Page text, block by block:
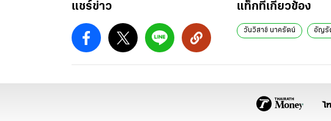
แชร์ข่าว แท็กที่เกี่ยวข้อง
วันวิสาข์ นาครัตน์ อัญรั